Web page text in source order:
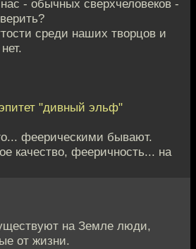
- обычных сверхчеловеков -
среди наших творцов и
"дивный эльф"
феерическими бывают.
качество, фееричность... на
на Земле люди,
от жизни.